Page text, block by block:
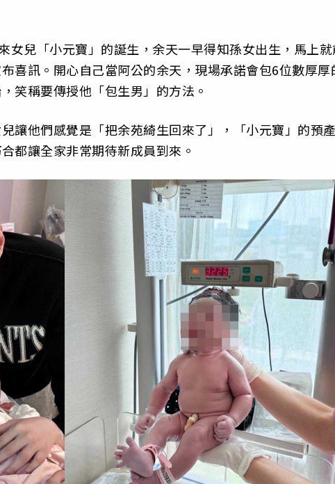
女兒「小元寶」的誕生，余天一早得知孫女出生，馬上
喜訊。開心自己當阿公的余天，現場承諾會包6位數厚厚
笑稱要傳授他「包生男」的方法。
讓他們感覺是「把余苑綺生回來了」，「小元寶」的預
都讓全家非常期待新成員到來。